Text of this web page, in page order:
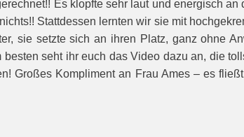
Es klopfte sehr laut und energisch
Stattdessen lernten wir sie mit
sie setzte sich an ihren Platz, ganz ohne
seht ihr euch das Video dazu an, die
Großes Kompliment an Frau Ames – es